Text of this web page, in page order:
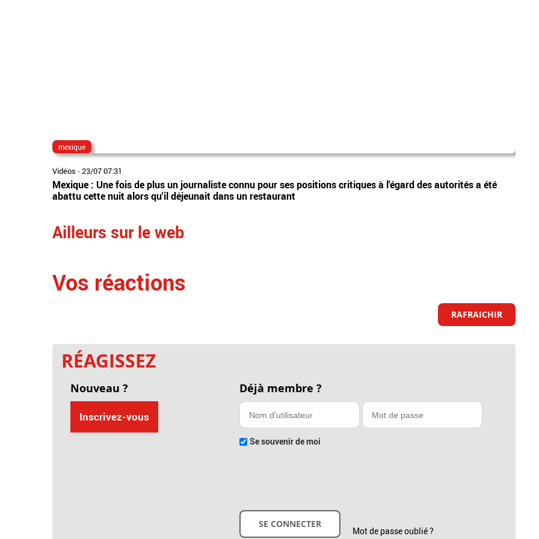
mexique
Vidéos -23/07 07:31
Mexique : Une fois de plus un journaliste connu pour ses positions critiques à l'égard des autorités a été
abattu cette nuit alors qu'il déjeunait dans un restaurant
Ailleurs sur le web
Vos réactions
RAFRAICHIR
RÉAGISSEZ
Nouveau ?
Inscrivez-vous
Déjà membre ?
Se souvenir de moi
Mot de passe oublié ?